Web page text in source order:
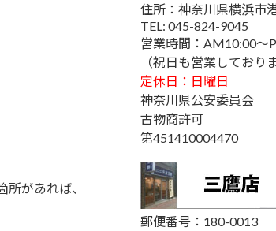
があれば、
住所：神奈川県横浜市
TEL: 045-824-9045
営業時間：AM10:00～
（祝日も営業しており
定休日：日曜日
神奈川県公安委員会
古物商許可
第451410004470
郵便番号：180-0013